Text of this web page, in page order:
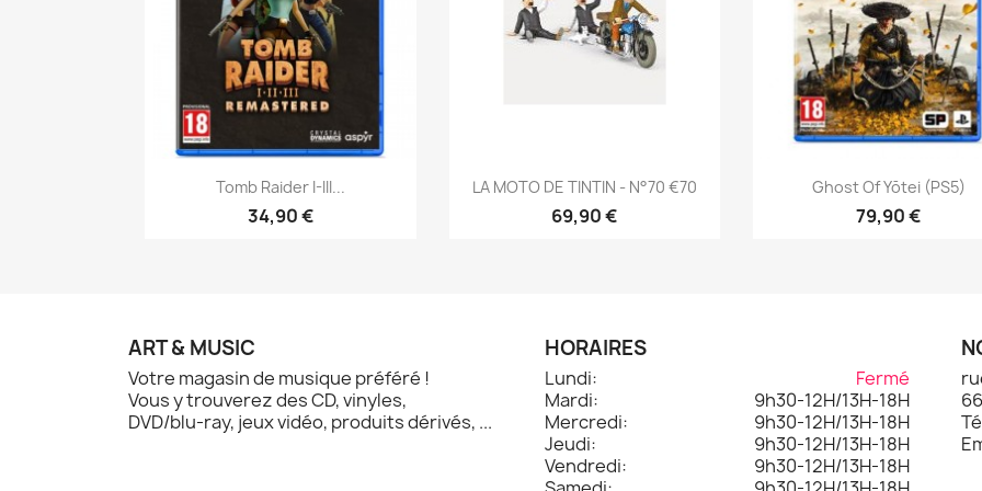
Aperçu rapide
Tomb Raider I-III...
34,90 €
Aperçu rapide
LA MOTO DE TINTIN - N°70 €70
69,90 €
Aperçu rapide
Ghost Of Yōtei (PS5)
79,90 €
ART & MUSIC
Votre magasin de musique préféré !
Vous y trouverez des CD, vinyles,
DVD/blu-ray, jeux vidéo, produits dérivés, ...
HORAIRES
Lundi:
Fermé
Mardi:
9h30-12H/13H-18H
Mercredi:
9h30-12H/13H-18H
Jeudi:
9h30-12H/13H-18H
Vendredi:
9h30-12H/13H-18H